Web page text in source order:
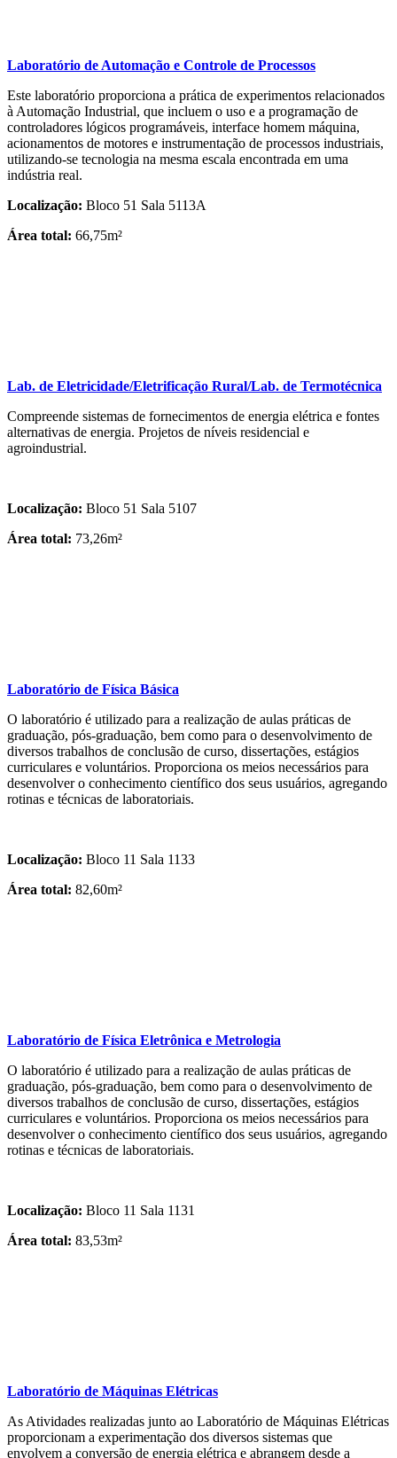
Laboratório de Automação e Controle de Processos
Este laboratório proporciona a prática de experimentos relacionados
à Automação Industrial, que incluem o uso e a programação de
controladores lógicos programáveis, interface homem máquina,
acionamentos de motores e instrumentação de processos industriais,
utilizando-se tecnologia na mesma escala encontrada em uma
indústria real.
Localização: Bloco 51 Sala 5113A
Área total: 66,75m²
Lab. de Eletricidade/Eletrificação Rural/Lab. de Termotécnica
Compreende sistemas de fornecimentos de energia elétrica e fontes
alternativas de energia. Projetos de níveis residencial e
agroindustrial.
Localização: Bloco 51 Sala 5107
Área total: 73,26m²
Laboratório de Física Básica
O laboratório é utilizado para a realização de aulas práticas de
graduação, pós-graduação, bem como para o desenvolvimento de
diversos trabalhos de conclusão de curso, dissertações, estágios
curriculares e voluntários. Proporciona os meios necessários para
desenvolver o conhecimento científico dos seus usuários, agregando
rotinas e técnicas de laboratoriais.
Localização: Bloco 11 Sala 1133
Área total: 82,60m²
Laboratório de Física Eletrônica e Metrologia
O laboratório é utilizado para a realização de aulas práticas de
graduação, pós-graduação, bem como para o desenvolvimento de
diversos trabalhos de conclusão de curso, dissertações, estágios
curriculares e voluntários. Proporciona os meios necessários para
desenvolver o conhecimento científico dos seus usuários, agregando
rotinas e técnicas de laboratoriais.
Localização: Bloco 11 Sala 1131
Área total: 83,53m²
Laboratório de Máquinas Elétricas
As Atividades realizadas junto ao Laboratório de Máquinas Elétricas
proporcionam a experimentação dos diversos sistemas que
envolvem a conversão de energia elétrica e abrangem desde a